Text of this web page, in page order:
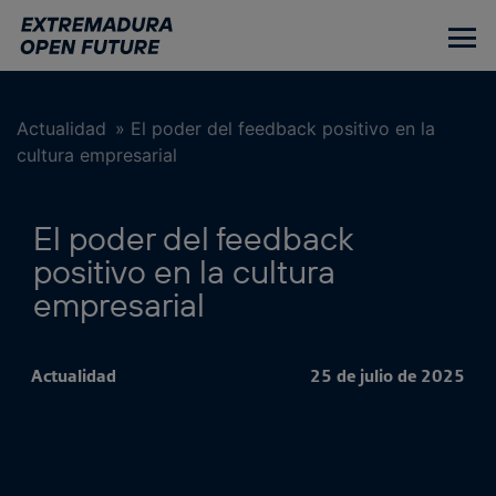
contenido
Actualidad » El poder del feedback positivo en la
cultura empresarial
El poder del feedback
positivo en la cultura
empresarial
Actualidad 25 de julio de 2025